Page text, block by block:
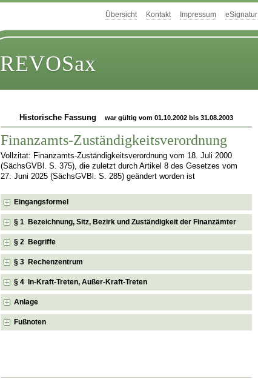
Übersicht Kontakt Impressum eSignatur
REVOSax
Historische Fassung war gültig vom 01.10.2002 bis 31.08.2003
Finanzamts-Zuständigkeitsverordnung
Vollzitat: Finanzamts-Zuständigkeitsverordnung vom 18. Juli 2000
(SächsGVBl. S. 375), die zuletzt durch Artikel 8 des Gesetzes vom
27. Juni 2025 (SächsGVBl. S. 285) geändert worden ist
Eingangsformel
§ 1 Bezeichnung, Sitz, Bezirk und Zuständigkeit der Finanzämter
§ 2 Begriffe
§ 3 Rechenzentrum
§ 4 In-Kraft-Treten, Außer-Kraft-Treten
Anlage
Fußnoten